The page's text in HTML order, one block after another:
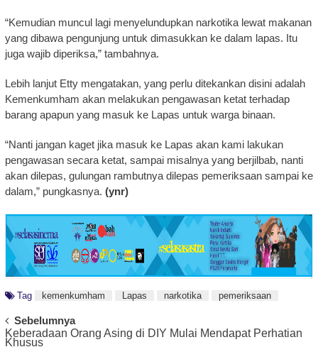
“Kemudian muncul lagi menyelundupkan narkotika lewat makanan
yang dibawa pengunjung untuk dimasukkan ke dalam lapas. Itu
juga wajib diperiksa,” tambahnya.
Lebih lanjut Etty mengatakan, yang perlu ditekankan disini adalah
Kemenkumham akan melakukan pengawasan ketat terhadap
barang apapun yang masuk ke Lapas untuk warga binaan.
“Nanti jangan kaget jika masuk ke Lapas akan kami lakukan
pengawasan secara ketat, sampai misalnya yang berjilbab, nanti
akan dilepas, gulungan rambutnya dilepas pemeriksaan sampai ke
dalam,” pungkasnya. (ynr)
Tag kemenkumham Lapas narkotika pemeriksaan
Post
Navigation
Sebelumnya
Keberadaan Orang Asing di DIY Mulai Mendapat Perhatian
Khusus